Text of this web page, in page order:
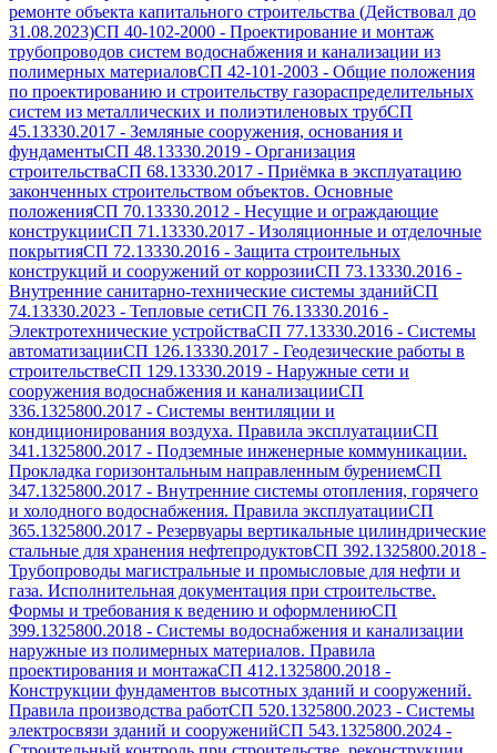
ремонте объекта капитального строительства (Действовал до
31.08.2023)СП 40-102-2000 - Проектирование и монтаж
трубопроводов систем водоснабжения и канализации из
полимерных материаловСП 42-101-2003 - Общие положения
по проектированию и строительству газораспределительных
систем из металлических и полиэтиленовых трубСП
45.13330.2017 - Земляные сооружения, основания и
фундаментыСП 48.13330.2019 - Организация
строительстваСП 68.13330.2017 - Приёмка в эксплуатацию
законченных строительством объектов. Основные
положенияСП 70.13330.2012 - Несущие и ограждающие
конструкцииСП 71.13330.2017 - Изоляционные и отделочные
покрытияСП 72.13330.2016 - Защита строительных
конструкций и сооружений от коррозииСП 73.13330.2016 -
Внутренние санитарно-технические системы зданийСП
74.13330.2023 - Тепловые сетиСП 76.13330.2016 -
Электротехнические устройстваСП 77.13330.2016 - Системы
автоматизацииСП 126.13330.2017 - Геодезические работы в
строительствеСП 129.13330.2019 - Наружные сети и
сооружения водоснабжения и канализацииСП
336.1325800.2017 - Системы вентиляции и
кондиционирования воздуха. Правила эксплуатацииСП
341.1325800.2017 - Подземные инженерные коммуникации.
Прокладка горизонтальным направленным бурениемСП
347.1325800.2017 - Внутренние системы отопления, горячего
и холодного водоснабжения. Правила эксплуатацииСП
365.1325800.2017 - Резервуары вертикальные цилиндрические
стальные для хранения нефтепродуктовСП 392.1325800.2018 -
Трубопроводы магистральные и промысловые для нефти и
газа. Исполнительная документация при строительстве.
Формы и требования к ведению и оформлениюСП
399.1325800.2018 - Системы водоснабжения и канализации
наружные из полимерных материалов. Правила
проектирования и монтажаСП 412.1325800.2018 -
Конструкции фундаментов высотных зданий и сооружений.
Правила производства работСП 520.1325800.2023 - Системы
электросвязи зданий и сооруженийСП 543.1325800.2024 -